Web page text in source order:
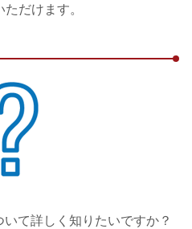
だけます。
いて詳しく知りたいですか？